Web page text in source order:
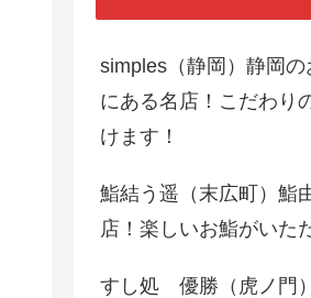
simples（静岡）静岡
にある名店！こだわり
けます！
鮨結う遥（末広町）鮨
店！楽しいお鮨がいた
すし処 優勝（虎ノ門